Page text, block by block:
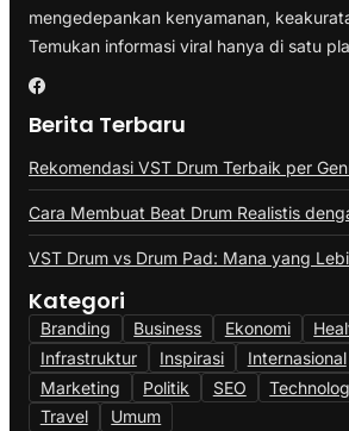
mengedepankan kenyamanan,
Temukan informasi viral hanya di satu
Berita Terbaru
Rekomendasi VST Drum Terbaik per
Cara Membuat Beat Drum Realistis
VST Drum vs Drum Pad: Mana yang
Kategori
Branding Business Ekonomi
Infrastruktur
Inspirasi Internasional
Marketing
Politik SEO
Travel
Umum